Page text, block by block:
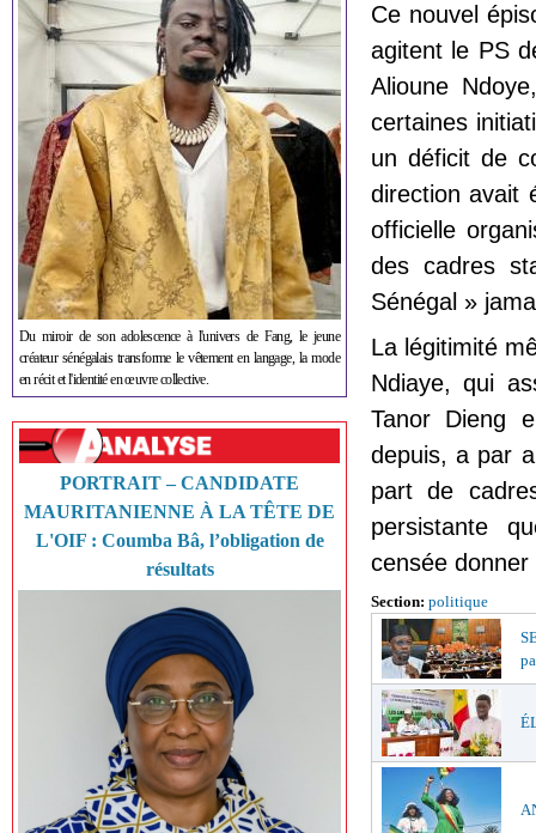
Du miroir de son adolescence à l'univers de Fang, le jeune
créateur sénégalais transforme le vêtement en langage, la mode
en récit et l'identité en œuvre collective.
PORTRAIT – CANDIDATE
MAURITANIENNE À LA TÊTE DE
L'OIF : Coumba Bâ, l’obligation de
résultats
Ce nouvel
agitent le PS
Alioune
certaines
un déficit de
direction avait
officielle
des cadres
Sénégal »
La légitimité
Ndiaye, qui
Tanor Dieng
depuis, a par
part de
persistante
censée donner
Section: politique